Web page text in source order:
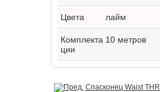
Цвета лайм
Комплекта
ции
10 метров
Спасконец Waist